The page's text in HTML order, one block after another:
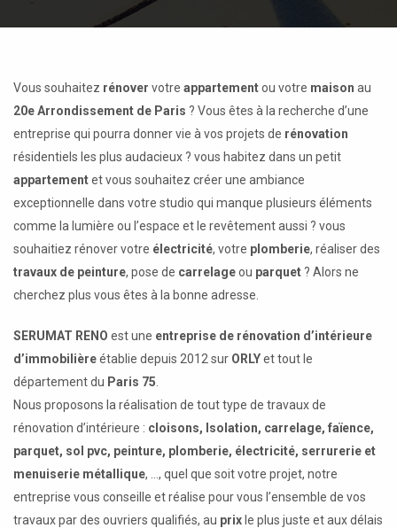
Vous souhaitez rénover votre appartementou votre maison au
20e Arrondissement de Paris ? Vous êtes à la recherche d’une
entreprise qui pourra donner vie à vos projets de rénovation
résidentiels les plus audacieux ? vous habitez dans un petit
appartementet vous souhaitez créer une ambiance
exceptionnelle dans votre studio qui manque plusieurs éléments
comme la lumière ou l’espace et le revêtement aussi ? vous
souhaitiez rénover votre électricité, votre plomberie, réaliser des
travaux de peinture, pose de carrelageou parquet ? Alors ne
cherchez plus vous êtes à la bonne adresse.
SERUMAT RENO est une entreprise de rénovation d’intérieure
d’immobilièreétablie depuis 2012 sur ORLYet tout le
département du Paris 75
Nous proposons la réalisation de tout type de travaux de
rénovation d’intérieure : cloisons, Isolation, carrelage, faïence,
parquet, sol pvc, peinture, plomberie, électricité, serrurerie et
menuiserie métallique, ..., quel que soit votre projet, notre
entreprise vous conseille et réalise pour vous l’ensemble de vos
travaux par des ouvriers qualifiés, au prix le plus juste et aux délais